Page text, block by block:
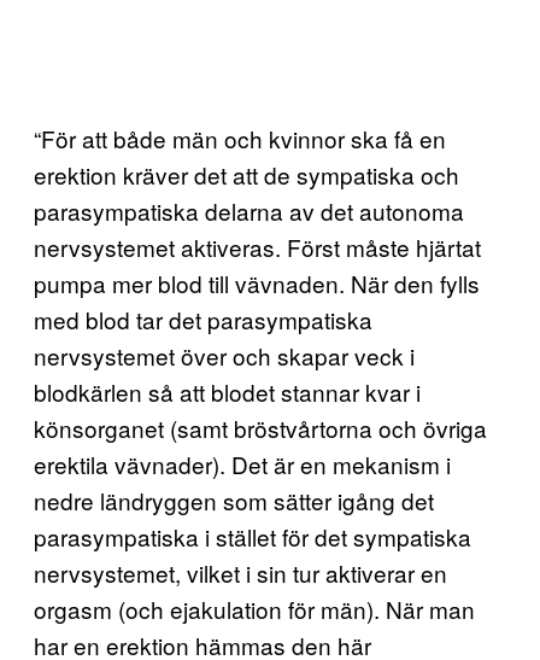
“För att både män och kvinnor ska få en
erektion kräver det att de sympatiska och
parasympatiska delarna av det autonoma
nervsystemet aktiveras. Först måste hjärtat
pumpa mer blod till vävnaden. När den fylls
med blod tar det parasympatiska
nervsystemet över och skapar veck i
blodkärlen så att blodet stannar kvar i
könsorganet (samt bröstvårtorna och övriga
erektila vävnader). Det är en mekanism i
nedre ländryggen som sätter igång det
parasympatiska i stället för det sympatiska
nervsystemet, vilket i sin tur aktiverar en
orgasm (och ejakulation för män). När man
har en erektion hämmas den här